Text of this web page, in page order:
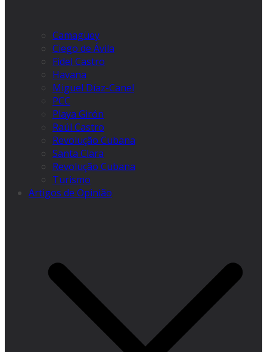
Camagüey
Ciego de Ávila
Fidel Castro
Havana
Miguel Díaz-Canel
PCC
Playa Girón
Raúl Castro
Revolução Cubana
Santa Clara
Revolução Cubana
Turismo
Artigos de Opinião